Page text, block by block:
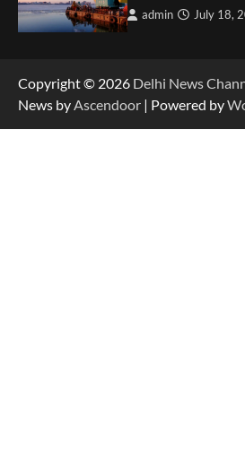
admin July 18,
Copyright © 2026 Delhi News
News byAscendoor | Powered by